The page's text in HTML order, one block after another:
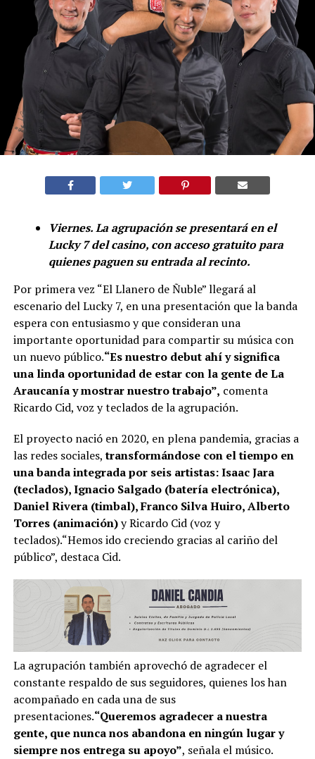
Viernes. La agrupación se presentará en el
Lucky 7 del casino, con acceso gratuito para
quienes paguen su entrada al recinto.
Por primera vez “El Llanero de Ñuble” llegará al
escenario del Lucky 7, en una presentación que la banda
espera con entusiasmo y que consideran una
importante oportunidad para compartir su música con
un nuevo público.“Es nuestro debut ahí y significa
una linda oportunidad de estar con la gente de La
Araucanía y mostrar nuestro trabajo”, comenta
Ricardo Cid, voz y teclados de la agrupación.
El proyecto nació en 2020, en plena pandemia, gracias a
las redes sociales,transformándose con el tiempo en
una banda integrada por seis artistas: Isaac Jara
(teclados), Ignacio Salgado (batería electrónica),
Daniel Rivera (timbal), Franco Silva Huiro, Alberto
Torres (animación)y Ricardo Cid (voz y
teclados).“Hemos ido creciendo gracias al cariño del
público”, destaca Cid.
La agrupación también aprovechó de agradecer el
constante respaldo de sus seguidores, quienes los han
acompañado en cada una de sus
presentaciones.“Queremos agradecer a nuestra
gente, que nunca nos abandona en ningún lugar y
siempre nos entrega su apoyo”, señala el músico.